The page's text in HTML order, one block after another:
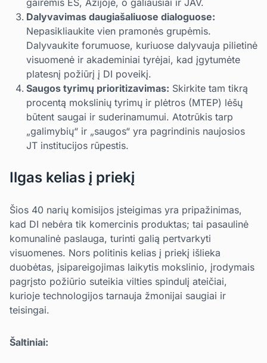
Dalyvavimas daugiašaliuose dialoguose:
Nepasikliaukite vien pramonės grupėmis.
Dalyvaukite forumuose, kuriuose dalyvauja pilietinė
visuomenė ir akademiniai tyrėjai, kad įgytumėte
platesnį požiūrį į DI poveikį.
Saugos tyrimų prioritizavimas: Skirkite tam tikrą
procentą mokslinių tyrimų ir plėtros (MTEP) lėšų
būtent saugai ir suderinamumui. Atotrūkis tarp
„galimybių“ ir „saugos“ yra pagrindinis naujosios
JT institucijos rūpestis.
Ilgas kelias į priekį
Šios 40 narių komisijos įsteigimas yra pripažinimas,
kad DI nebėra tik komercinis produktas; tai pasaulinė
komunalinė paslauga, turinti galią pertvarkyti
visuomenes. Nors politinis kelias į priekį išlieka
duobėtas, įsipareigojimas laikytis mokslinio, įrodymais
pagrįsto požiūrio suteikia vilties spindulį ateičiai,
kurioje technologijos tarnauja žmonijai saugiai ir
teisingai.
Šaltiniai: